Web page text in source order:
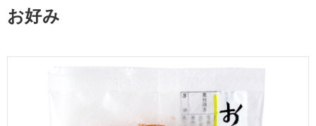
お好み